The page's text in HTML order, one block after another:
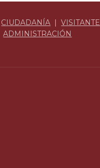
CIUDADANÍA |VISITANTE
ADMINISTRACIÓN